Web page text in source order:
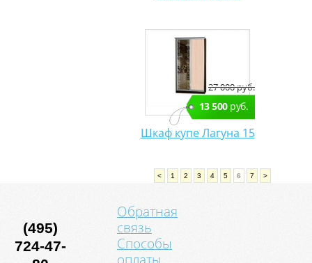
27 000 руб.
13 500руб.
Шкаф купе Лагуна 15
< 1 2 3 4 5 6 7 >
(495)
724-47-
Обратная
связь
Способы